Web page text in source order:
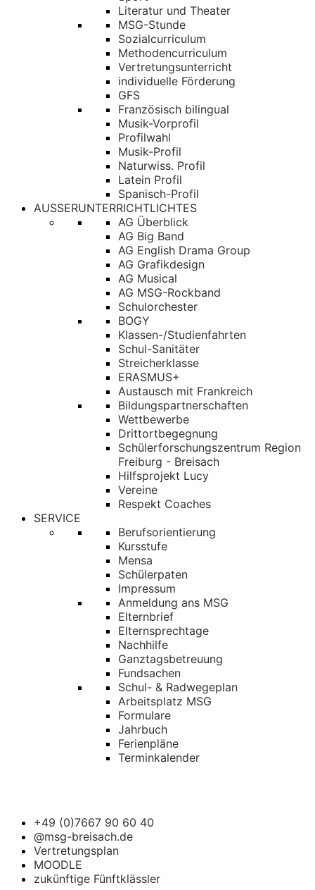
Literatur und Theater
MSG-Stunde
Sozialcurriculum
Methodencurriculum
Vertretungsunterricht
individuelle Förderung
GFS
Französisch bilingual
Musik-Vorprofil
Profilwahl
Musik-Profil
Naturwiss. Profil
Latein Profil
Spanisch-Profil
AUSSERUNTERRICHTLICHTES
AG Überblick
AG Big Band
AG English Drama Group
AG Grafikdesign
AG Musical
AG MSG-Rockband
Schulorchester
BOGY
Klassen-/Studienfahrten
Schul-Sanitäter
Streicherklasse
ERASMUS+
Austausch mit Frankreich
Bildungspartnerschaften
Wettbewerbe
Drittortbegegnung
Schülerforschungszentrum Region
Freiburg - Breisach
Hilfsprojekt Lucy
Vereine
Respekt Coaches
SERVICE
Berufsorientierung
Kursstufe
Mensa
Schülerpaten
Impressum
Anmeldung ans MSG
Elternbrief
Elternsprechtage
Nachhilfe
Ganztagsbetreuung
Fundsachen
Schul- & Radwegeplan
Arbeitsplatz MSG
Formulare
Jahrbuch
Ferienpläne
Terminkalender
+49 (0)7667 90 60 40
@msg-breisach.de
Vertretungsplan
MOODLE
zukünftige Fünftklässler